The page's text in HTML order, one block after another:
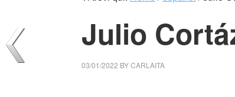
Julio
03/01/2022 BYCARLAITA